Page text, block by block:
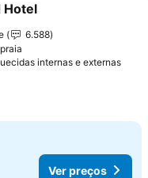
aos favoritos
Hotel
6.588
internas e externasVer
Ver preços